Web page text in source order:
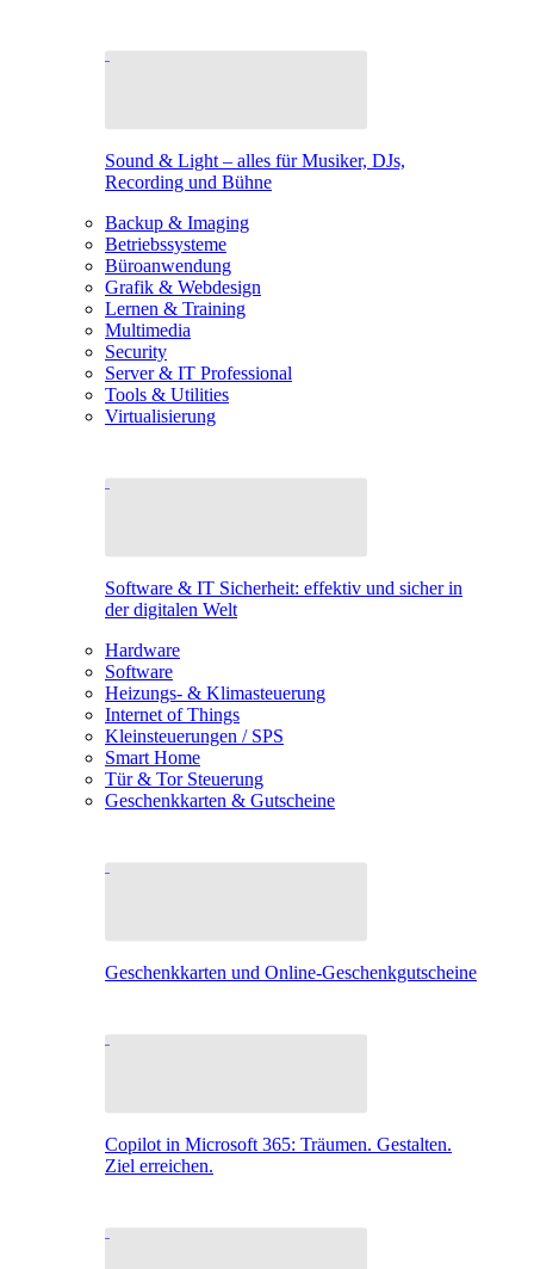
Sound & Light – alles für Musiker, DJs,
Recording und Bühne
Backup & Imaging
Betriebssysteme
Büroanwendung
Grafik & Webdesign
Lernen & Training
Multimedia
Security
Server & IT Professional
Tools & Utilities
Virtualisierung
Software & IT Sicherheit: effektiv und sicher in
der digitalen Welt
Hardware
Software
Heizungs- & Klimasteuerung
Internet of Things
Kleinsteuerungen / SPS
Smart Home
Tür & Tor Steuerung
Geschenkkarten & Gutscheine
Geschenkkarten und Online-Geschenkgutscheine
Copilot in Microsoft 365: Träumen. Gestalten.
Ziel erreichen.